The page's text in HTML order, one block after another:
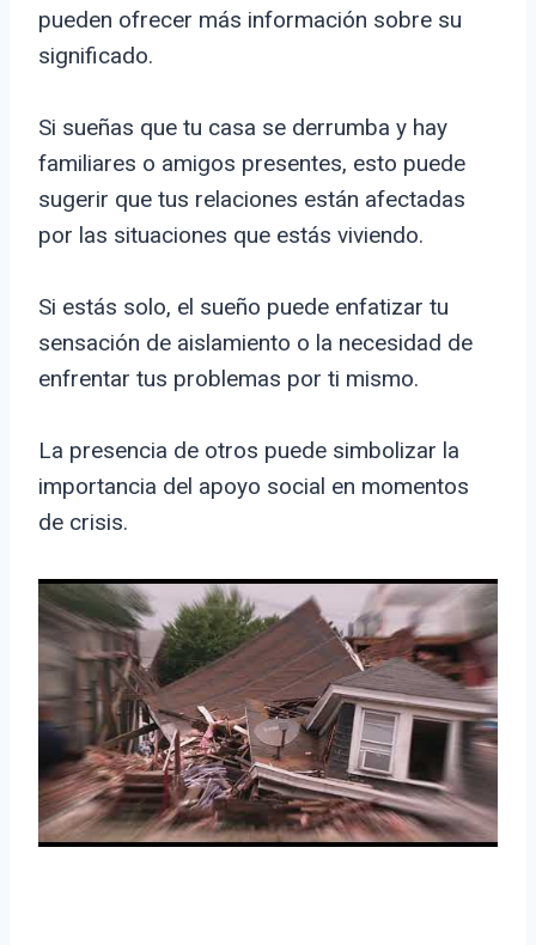
pueden ofrecer más información sobre su
significado.
Si sueñas que tu casa se derrumba y hay
familiares o amigos presentes, esto puede
sugerir que tus relaciones están afectadas
por las situaciones que estás viviendo.
Si estás solo, el sueño puede enfatizar tu
sensación de aislamiento o la necesidad de
enfrentar tus problemas por ti mismo.
La presencia de otros puede simbolizar la
importancia del apoyo social en momentos
de crisis.